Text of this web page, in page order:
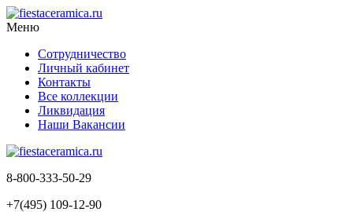
Меню
Сотрудничество
Личный кабинет
Контакты
Все коллекции
Ликвидация
Наши Вакансии
8-800-333-50-29
+7(495) 109-12-90